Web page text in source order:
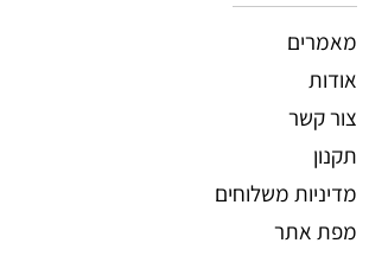
מאמרים
אודות
צור קשר
תקנון
מדיניות משלוחים
מפת אתר